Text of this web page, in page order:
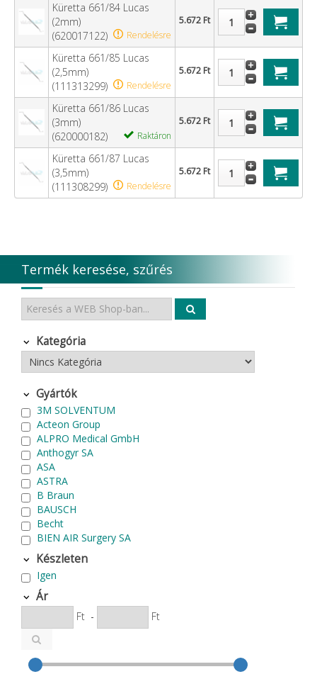
Küretta 661/84 Lucas
(2mm)
(620017122)
Rendelésre
5.672 Ft
Küretta 661/85 Lucas
(2,5mm)
(111313299)
Rendelésre
5.672 Ft
Küretta 661/86 Lucas
(3mm)
(620000182)
Raktáron
5.672 Ft
Küretta 661/87 Lucas
(3,5mm)
(111308299)
Rendelésre
5.672 Ft
Termék keresése, szűrés
Kategória
Gyártók
3M SOLVENTUM
Acteon Group
ALPRO Medical GmbH
Anthogyr SA
ASA
ASTRA
B Braun
BAUSCH
Becht
BIEN AIR Surgery SA
Bode Chemie
Cardex
Carlo de Giorgi srl
CATTANI SpA
CAVEX
Cefla S.C.
CEMM Dental High Tech Ltd.
Coxo Medical Instrument Co. Ltd.
Készleten
Igen
Ár
Ft - Ft